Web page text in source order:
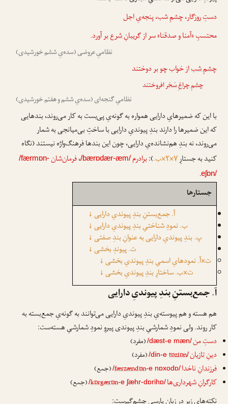
دستِ روزگار، چشمِ شب، پنجه‌یِ اجل
محتسبِ «آمنا و صدقنا» سر ازگریبانِ شرعبر آورد.
نظامیِ عروضی (سده‌یِ ششم خورشیدی)
چشمِ شباز خواب چو بر دوختند
چشمِ چراغِ سَحَرافروختند
نظامیِ گنجه‌ای (سده‌یِ ششم و هفتم خورشیدی)
با این که ضمیرهایِ دارایی همواره به گونه‌یِ پی‌بست به کار می‌روند، بندهایی
که این ضمیرها را دارند بندِ پیوندیِ دارایی با ساختِ بی‌میانجی به شمار
می‌روند، نه بندِ هم‌نشانده‌یِ دارایی، چون این بندها فرهنگ‌واژه نیستند (نگاه
کنید به جستارِ۷×۲×ب. ):برادرم/bærɒdær-æm/،فرمان‌شان /færmɒn-
eʃɒn/
.
جستارها
آ. جمع‌بستنِ بندِ پیوندیِ دارایی↓
ب. نمودِ شناختیِ بندِ پیوندیِ دارایی↓
پ. بندِ پیوندیِ دارایی به عنوانِ بندِ صفتی↓
ت. پیوندِ بخشی↓
ت×آ. نمودهایِ اسمیِ بندِ پیوندیِ بخشی↓
ت×ب. ساختارِ بندِ پیوندیِ بخشی↓
آ. جمع‌بستنِ بندِ پیوندیِ دارایی
هم هسته و هم پیوسته‌یِ بندِ پیوندیِ دارایی می‌توانند به گونه‌یِ جمع‌بسته به
کار روند. ولی نمودِ شمارشیِ بندِ پیوندی پیروِ نمودِ شمارشیِ هسته‌ست:
دستِ من/dæst-e mæn/(مفرد)
دینِتازیان /din-etɒziɒn/ (مفرد)
فرزندانِناخدا /færzændɒn-e nɒxodɒ/ (جمع)
کارگرانِشهرداری‌ها /kɒrgærɒn-e ʃæhr-dɒrihɒ/ (جمع)